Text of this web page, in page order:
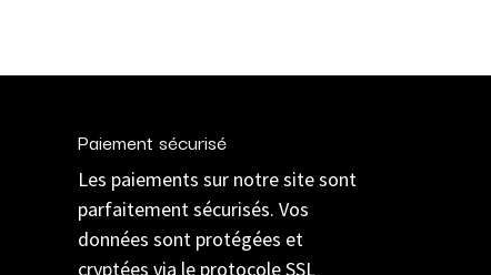
Paiement sécurisé
Les paiements sur notre site sont
parfaitement sécurisés. Vos
données sont protégées et
cryptées via le protocole SSL